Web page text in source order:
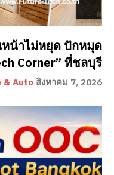
น้าไม่หยุด ปักหมุด
Corner” ที่ชลบุรี
& Auto สิงหาคม 7, 2026